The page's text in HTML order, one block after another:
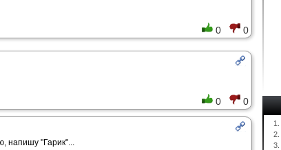
1.
2.
3.
0 0
0 0
напишу "Гарик"...